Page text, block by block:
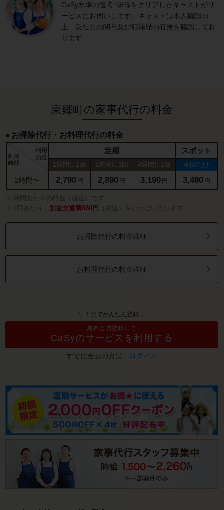
CaSy水準の選考･研修をクリアしたキャストがサ
ービスにお伺いします。キャストは本人確認の
上、反社との関与及び犯罪歴の有無を確認してお
ります
東郷町の家事代行の料金
お掃除代行・お料理代行の料金
利用
時間
利用
頻度
定期 スポット
1週間に1回 2週間に1回 4週間に1回 今回だけ
2時間〜 2,790 円 2,890 円 3,190 円 3,490 円
時間あたりの料金（税込）です
1回あたり、
別途交通費880円 （税込）をいただいています
お掃除代行の料金詳細
お料理代行の料金詳細
＼ １分でかんたん登録 ／
無料会員登録して
CaSyのサービスを利用する
すでに会員の方は、 ログイン